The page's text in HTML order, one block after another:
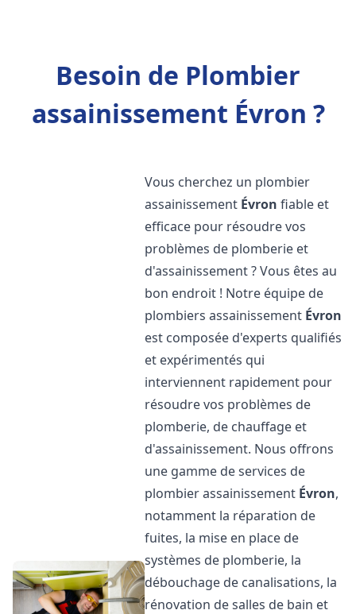
Besoin de Plombier
assainissement Évron ?
Vous cherchez un plombier
assainissement Évron fiable et
efficace pour résoudre vos
problèmes de plomberie et
d'assainissement ? Vous êtes au
bon endroit ! Notre équipe de
plombiers assainissement Évron
est composée d'experts qualifiés
et expérimentés qui
interviennent rapidement pour
résoudre vos problèmes de
plomberie, de chauffage et
d'assainissement. Nous offrons
une gamme de services de
plombier assainissement Évron,
notamment la réparation de
fuites, la mise en place de
systèmes de plomberie, la
débouchage de canalisations, la
rénovation de salles de bain et